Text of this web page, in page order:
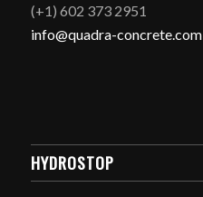
(+1) 602 373 2951
info@quadra-concrete.com
HYDROSTOP